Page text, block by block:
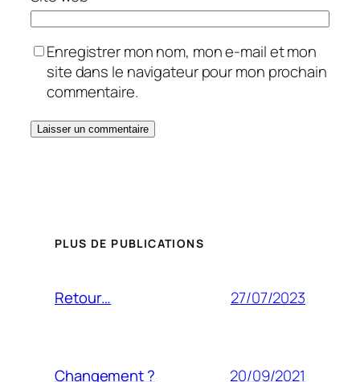
Enregistrer mon nom, mon e-mail et mon
site dans le navigateur pour mon prochain
commentaire.
PLUS DE PUBLICATIONS
Retour… 27/07/2023
Changement ? 20/09/2021